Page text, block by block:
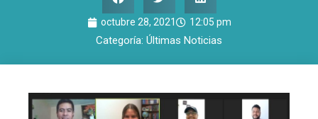
octubre 28, 2021 12:05 pm
Categoría: Últimas Noticias